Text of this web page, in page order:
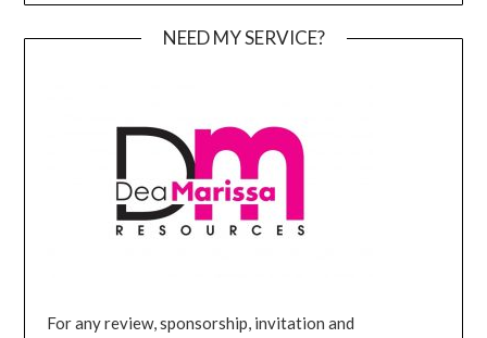
NEED MY SERVICE?
For any review, sponsorship, invitation and